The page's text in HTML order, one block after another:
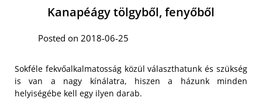
Kanapéágy tölgyből, fenyőből
Posted on 2018-06-25
Sokféle fekvőalkalmatosság közül választhatunk és szükség
is van a nagy kínálatra, hiszen a házunk minden
helyiségébe kell egy ilyen darab.